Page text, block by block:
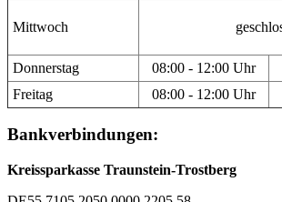
Mittwoch
Donnerstag 08:00 - 12:00 Uhr
Freitag
08:00 - 12:00 Uhr
Bankverbindungen:
Kreissparkasse Traunstein-Trostberg